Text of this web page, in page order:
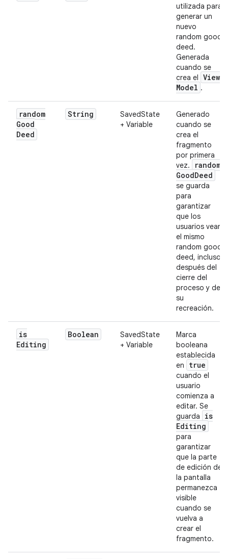
utilizada para
generar un
nuevo
random good
deed.
Generada
cuando se
crea el View
Model .
random
Good
Deed
String
SavedState
+ Variable
Generado
cuando se
crea el
fragmento
por primera
vez.
random
GoodDeed
se guarda
para
garantizar
que los
usuarios vean
el mismo
random good
deed, incluso
después del
cierre del
proceso y de
su
recreación.
is
Editing
Boolean
SavedState
+ Variable
Marca
booleana
establecida
en
true
cuando el
usuario
comienza a
editar. Se
guarda
is
Editing
para
garantizar
que la parte
de edición de
la pantalla
permanezca
visible
cuando se
vuelva a
crear el
fragmento.